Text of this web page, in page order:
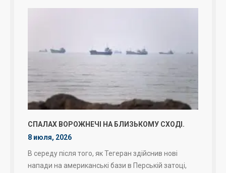
СПАЛАХ ВОРОЖНЕЧІ НА БЛИЗЬКОМУ СХОДІ.
8 июля, 2026
В середу після того, як Тегеран здійснив нові
напади на американські бази в Перській затоці,